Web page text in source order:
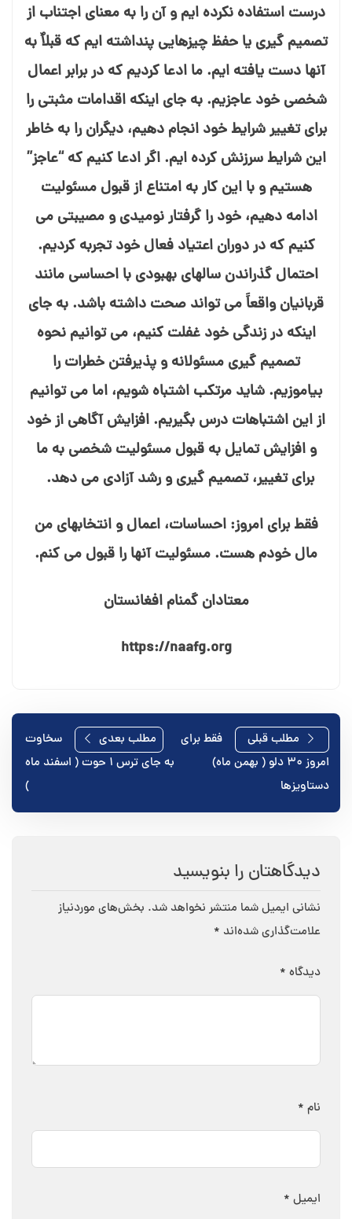
درست استفاده نکرده⁯ ایم و آن را به معنای اجتناب از
تصمیم⁯ گیری یا حفظ چیزهایی پنداشته⁯ ایم که قبلاٌ به
آنها دست یافته ایم. ما ادعا کردیم که در برابر اعمال
شخصی خود عاجزیم. به جای اینکه اقدامات مثبتی را
برای تغییر شرایط خود انجام دهیم، دیگران را به خاطر
این شرایط سرزنش کرده⁯ ایم. اگر ادعا کنیم که “عاجز”
هستیم و با این کار به امتناع از قبول مسئولیت
ادامه دهیم، خود را گرفتار نومیدی و مصیبتی می⁯
کنیم که در دوران اعتیاد فعال خود تجربه کردیم.
احتمال گذراندن سالهای بهبودی با احساسی مانند
قربانیان واقعاً می تواند صحت داشته باشد. به جای
اینکه در زندگی خود غفلت کنیم، می⁯ توانیم نحوه
تصمیم⁯ گیری مسئولانه و پذیرفتن خطرات را
بیاموزیم. شاید مرتکب اشتباه شویم، اما می⁯ توانیم
از این اشتباهات درس بگیریم. افزایش آگاهی از خود
و افزایش تمایل به قبول مسئولیت شخصی به ما
برای تغییر، تصمیم⁯ گیری و رشد آزادی می⁯ دهد.
فقط برای امروز: احساسات، اعمال و انتخاب⁯های من
مال خودم هست. مسئولیت آنها را قبول می⁯ کنم.
معتادان گمنام افغانستان
https://naafg.org
راهبری
نوشته
مطلب قبلی
فقط برای
امروز ۳۰ دلو ( بهمن ماه)
دستاویزها
مطلب بعدی
سخاوت
به جای ترس ۱ حوت ( اسفند ماه
)
دیدگاهتان را بنویسید
نشانی ایمیل شما منتشر نخواهد شد. بخش‌های موردنیاز
علامت‌گذاری شده‌اند *
دیدگاه *
نام *
ایمیل *